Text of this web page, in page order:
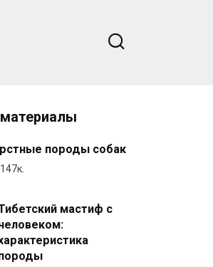
породы собак
147к.
мастиф с